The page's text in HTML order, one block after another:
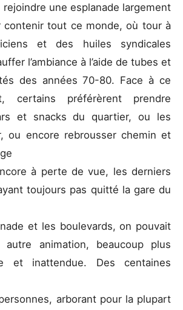
une esplanade largement
tout ce monde, où tour à
et des huiles syndicales
l’ambiance à l’aide de tubes et
des années 70-80. Face à ce
certains préférèrent prendre
et snacks du quartier, ou les
ou encore rebrousser chemin et
à perte de vue, les derniers
toujours pas quitté la gare du
et les boulevards, on pouvait
autre animation, beaucoup plus
et inattendue. Des centaines
arborant pour la plupart